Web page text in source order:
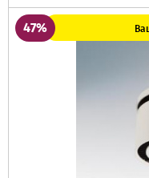
47%